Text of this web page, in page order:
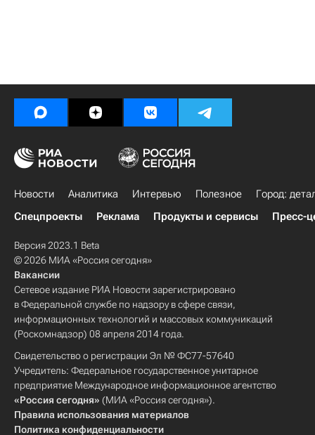
Новости Аналитика Интервью Полезное
Город:
Спецпроекты
Реклама Продукты и сервисы Пресс-
Версия 2023.1 Beta
© 2026 МИА «Россия сегодня»
Вакансии
Сетевое издание РИА Новости зарегистрировано
в Федеральной службе по надзору в сфере связи,
информационных технологий и массовых коммуникаций
(Роскомнадзор) 08 апреля 2014 года.
Свидетельство о регистрации Эл № ФС77-57640
Учредитель: Федеральное государственное унитарное
предприятие Международное информационное агентство
«Россия сегодня» (МИА «Россия сегодня»).
Правила использования материалов
Политика конфиденциальности